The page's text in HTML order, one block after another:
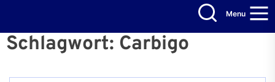
Menu
Schlagwort: Carbigo